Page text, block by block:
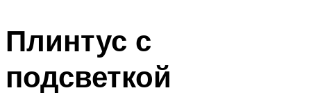
Плинтус с
подсветкой